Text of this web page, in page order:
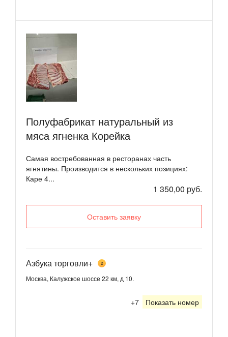
Полуфабрикат натуральный из
мяса ягненка Корейка
Самая востребованная в ресторанах часть
ягнятины. Производится в нескольких позициях:
Каре 4...
1 350,00 руб.
Оставить заявку
Азбука торговли+ 2
Москва, Калужское шоссе 22 км, д 10.
+7 Показать номер